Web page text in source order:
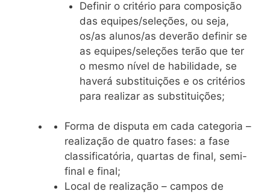
Definir o critério para composição
das equipes/seleções, ou seja,
os/as alunos/as deverão definir se
as equipes/seleções terão que ter
o mesmo nível de habilidade, se
haverá substituições e os critérios
para realizar as substituições;
Forma de disputa em cada categoria –
realização de quatro fases: a fase
classificatória, quartas de final, semi-
final e final;
Local de realização – campos de